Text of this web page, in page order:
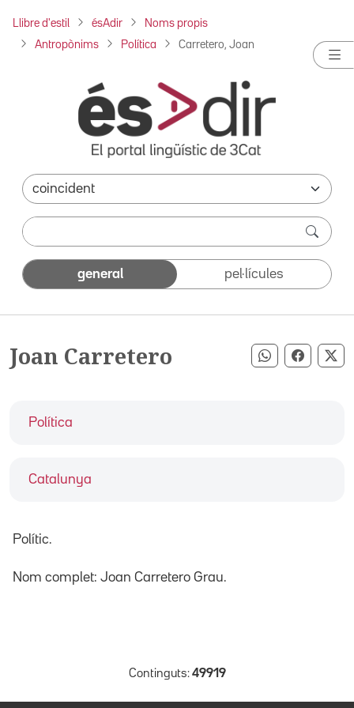
Llibre d'estil ésAdir Noms propis
Antropònims Política Carretero, Joan
general pel·lícules
Joan Carretero Compartir
Política
Catalunya
Polític.
Nom complet: Joan Carretero Grau.
Continguts: 49919